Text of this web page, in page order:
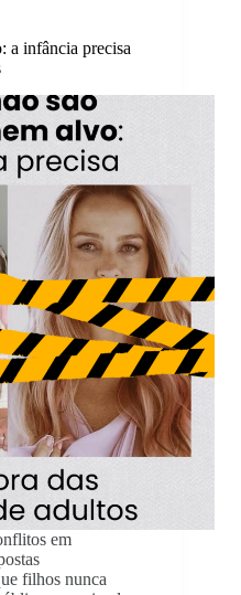
a infância precisa
em
filhos nunca